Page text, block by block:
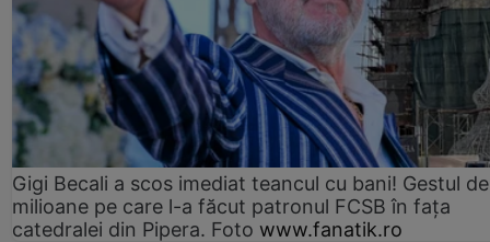
Gigi Becali a scos imediat teancul cu bani! Gestul de
milioane pe care l-a făcut patronul FCSB în fața
catedralei din Pipera. Foto www.fanatik.ro